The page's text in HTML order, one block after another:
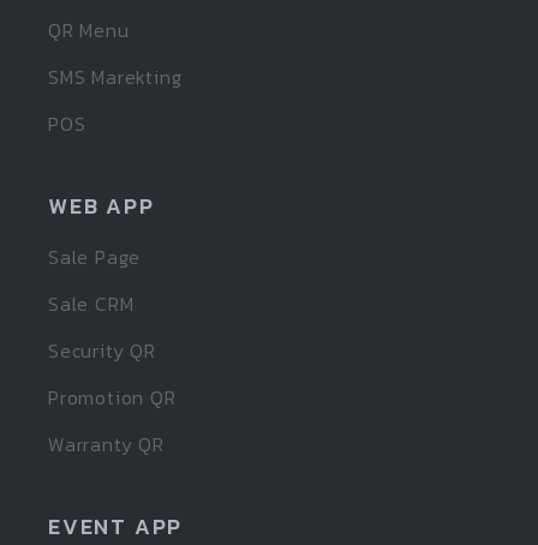
QR Menu
SMS Marekting
POS
WEB APP
Sale Page
Sale CRM
Security QR
Promotion QR
Warranty QR
EVENT APP